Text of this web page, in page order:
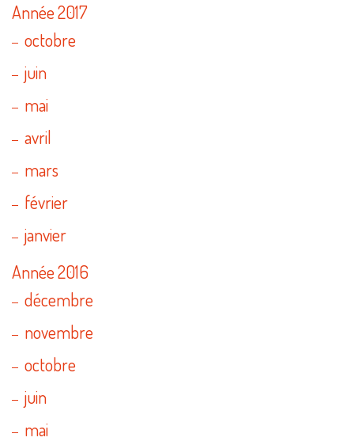
Année 2017
octobre
juin
mai
avril
mars
février
janvier
Année 2016
décembre
novembre
octobre
juin
mai